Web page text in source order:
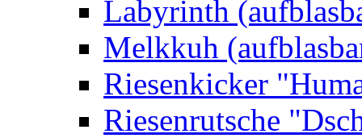
Labyrinth
Melkkuh
Riesenkicker
Riesenrutsche